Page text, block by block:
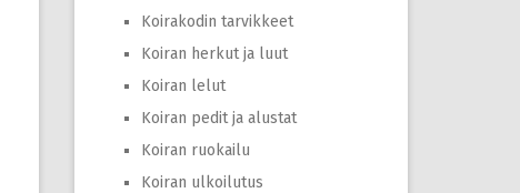
Koirakodin tarvikkeet
Koiran herkut ja luut
Koiran lelut
Koiran pedit ja alustat
Koiran ruokailu
Koiran ulkoilutus